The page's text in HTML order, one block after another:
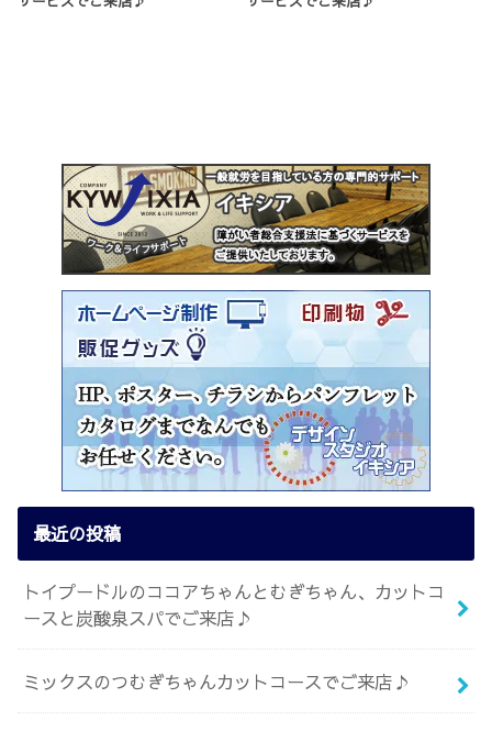
最近の投稿
トイプードルのココアちゃんとむぎちゃん、カットコ
ースと炭酸泉スパでご来店♪
ミックスのつむぎちゃんカットコースでご来店♪